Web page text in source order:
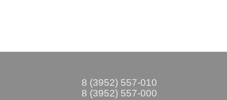
8 (3952) 557-010
8 (3952) 557-000